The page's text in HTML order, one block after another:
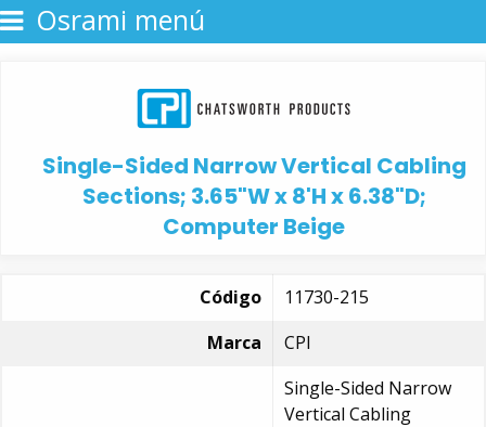
Osrami menú
Single-Sided Narrow Vertical Cabling
Sections; 3.65"W x 8'H x 6.38"D;
Computer Beige
Código
11730-215
Marca
CPI
Single-Sided Narrow
Vertical Cabling